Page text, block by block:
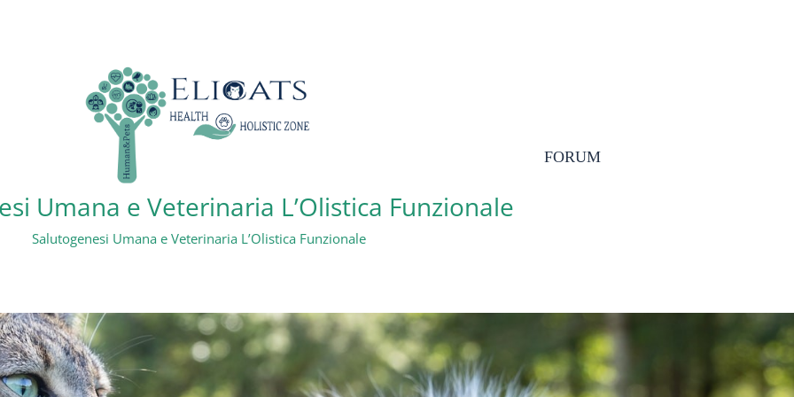
Umana e Veterinaria L’Olistica Funzionale
Salutogenesi Umana e Veterinaria L’Olistica Funzionale
FORUM